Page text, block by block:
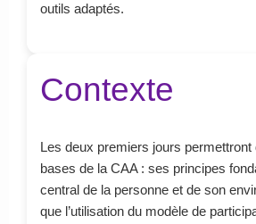
outils adaptés.
Contexte
Les deux premiers jours permettront
bases de la CAA : ses principes
central de la personne et de son
que l’utilisation du modèle de